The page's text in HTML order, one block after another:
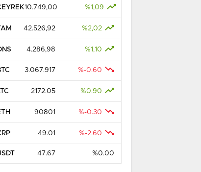
10.749,00 %1,09
42.526,92 %2,02
4.286,98 %1,10
3.067.917 %-0.60
2172.05 %0.90
90801 %-0.30
49.01 %-2.60
47.67 %0.00